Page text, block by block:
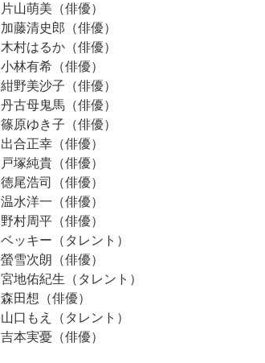
片山萌美（俳優）
加藤清史郎（俳優）
木村はるか（俳優）
小林有希（俳優）
紺野美沙子（俳優）
丹古母鬼馬（俳優）
篠原ゆき子（俳優）
出合正幸（俳優）
戸塚純貴（俳優）
徳尾浩司（俳優）
温水洋一（俳優）
野村周平（俳優）
ベッキー（タレント）
螢雪次朗（俳優）
宮地佑紀生（タレント）
森田想（俳優）
山口もえ（タレント）
吉本実憂（俳優）